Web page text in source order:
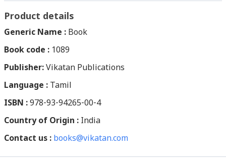
இப்படி பயணங்கள் தேடல்களை நமக்குள் தந்து
வேடந்தாங்கல் வந்திறங்கும் ஒரு பறவையின்
பயணமும் அதற்கு புதிய அனுபவங்களைக்
கொடுக்கிறது. இப்படி ஏதோ ஒரு தேடலின்
இங்கிலாந்து, கத்தார் உள்ளிட்ட பல
நாடுகளுக்குப் பயணம் மேற்கொண்ட மருத்துவர்
Product details
Generic Name : Book
Book code : 1089
Publisher: Vikatan Publications
Language : Tamil
ISBN : 978-93-94265-00-4
Country of Origin : India
Contact us : books@vikatan.com